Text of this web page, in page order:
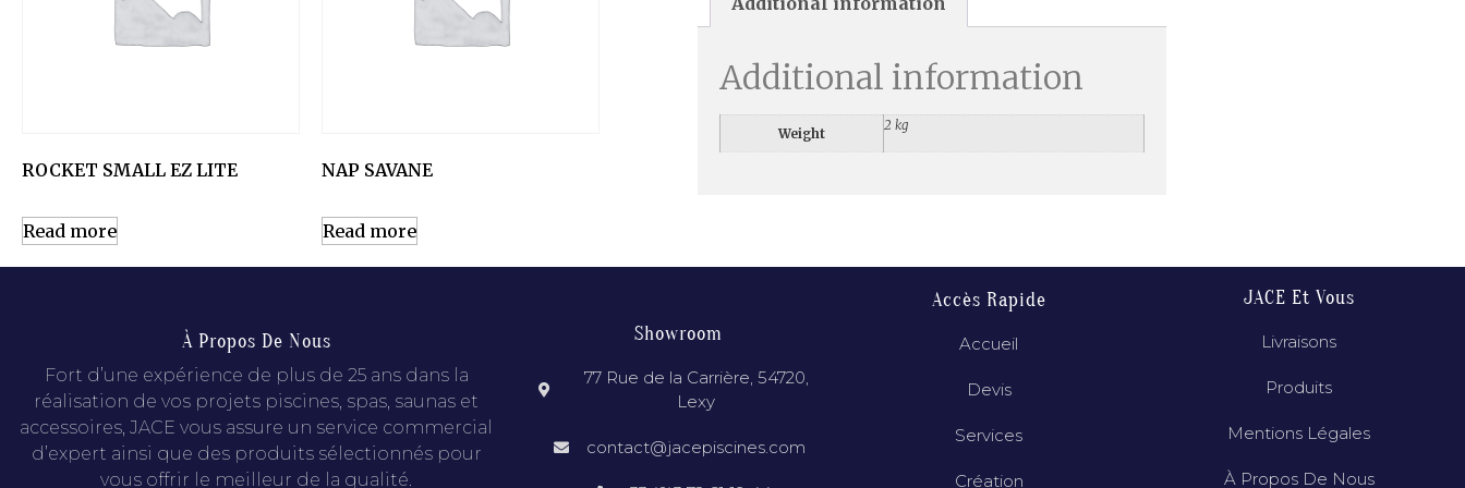
ROCKET SMALL EZ LITE
Read more
NAP SAVANE
Read more
Additional information
Weight
2 kg
À Propos De Nous
Fort d’une expérience de plus de 25 ans dans la
réalisation de vos projets piscines, spas, saunas et
accessoires, JACE vous assure un service commercial
d’expert ainsi que des produits sélectionnés pour
vous offrir le meilleur de la qualité.
Showroom
77 Rue de la Carrière, 54720,
Lexy
contact@jacepiscines.com
Accès Rapide
Accueil
Devis
Services
Création
JACE Et Vous
Livraisons
Produits
Mentions Légales
À Propos De Nous